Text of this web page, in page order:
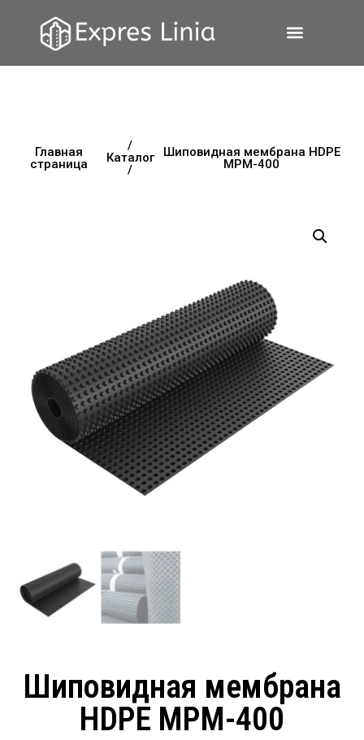
Главная
страница
/
Каталог
/
Шиповидная мембрана HDPE
MPM-400
Шиповидная мембрана
HDPE MPM-400